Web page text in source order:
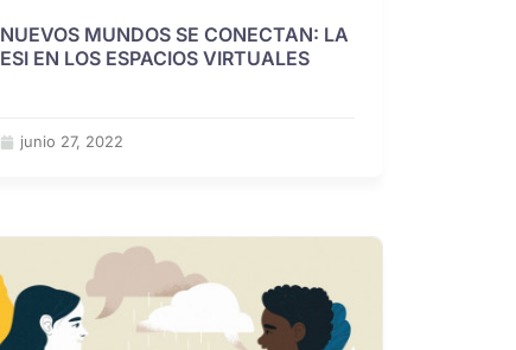
NUEVOS MUNDOS SE CONECTAN: LA
ESI EN LOS ESPACIOS VIRTUALES
junio 27, 2022